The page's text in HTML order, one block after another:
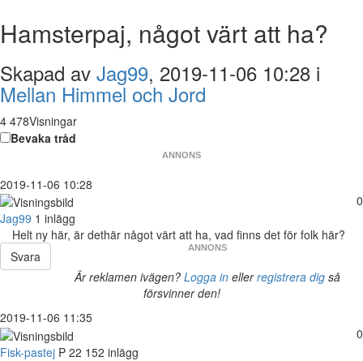
Hamsterpaj, något värt att ha?
Skapad av Jag99, 2019-11-06 10:28 i
Mellan Himmel och Jord
4 478Visningar
Bevaka tråd
ANNONS
2019-11-06 10:28
0
Jag99 1 inlägg
Helt ny här, är dethär något värt att ha, vad finns det för folk här?
Svara
ANNONS
Är reklamen ivägen? Logga inellerregistrera digså
försvinner den!
2019-11-06 11:35
0
Fisk-pastej P 22 152 inlägg